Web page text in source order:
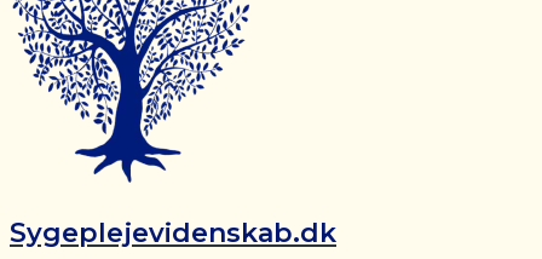
Sygeplejevidenskab.dk